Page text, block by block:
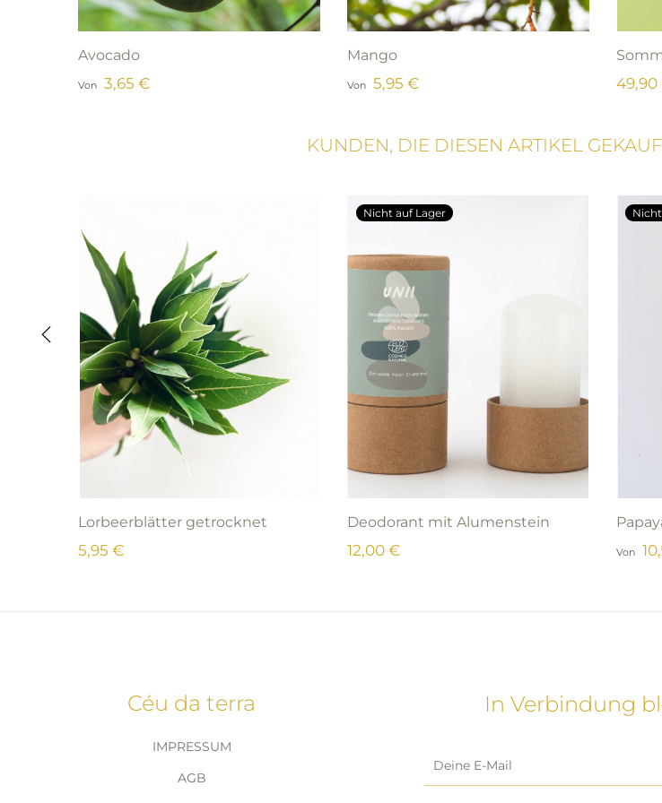
Avocado
Von 3,65 €
Mango
Von 5,95 € 49,90
KUNDEN, DIE DIESEN ARTIKEL
Lorbeerblätter getrocknet
5,95 €
Nicht auf Lager
Deodorant mit Alumenstein
12,00 € Von
Céu da terra
IMPRESSUM
AGB
In Verbindung